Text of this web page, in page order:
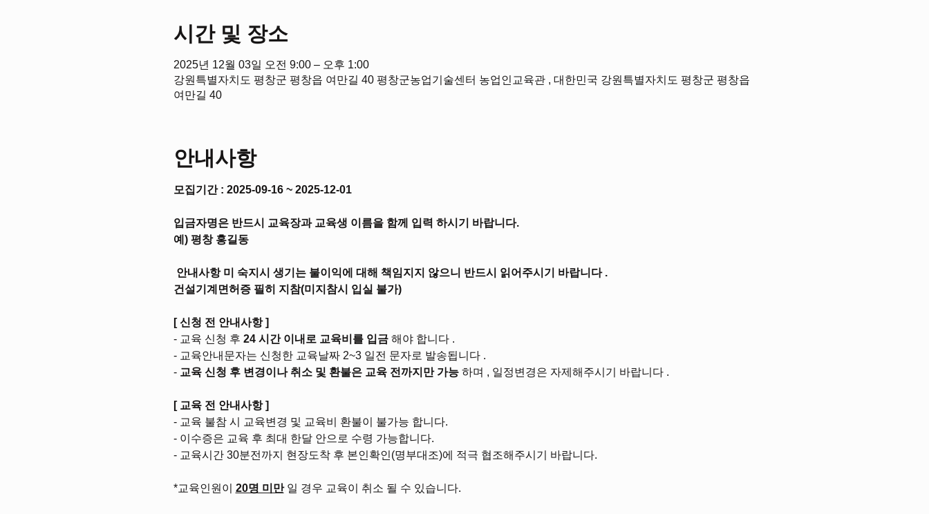
시간 및 장소
2025년 12월 03일 오전 9:00 – 오후 1:00
강원특별자치도 평창군 평창읍 여만길 40 평창군농업기술센터 농업인교육관 , 대한민국 강원특별자치도 평창군 평창읍
여만길 40
안내사항
모집기간 : 2025-09-16 ~ 2025-12-01
입금자명은 반드시 교육장과 교육생 이름을 함께 입력 하시기 바랍니다.
예) 평창 홍길동
안내사항 미 숙지시 생기는 불이익에 대해 책임지지 않으니 반드시 읽어주시기 바랍니다 .
건설기계면허증 필히 지참(미지참시 입실 불가)
[ 신청 전 안내사항 ]
- 교육 신청 후 24 시간 이내로 교육비를 입금 해야 합니다 .
- 교육안내문자는 신청한 교육날짜 2~3 일전 문자로 발송됩니다 .
- 교육 신청 후 변경이나 취소 및 환불은 교육 전까지만 가능 하며 , 일정변경은 자제해주시기 바랍니다 .
[ 교육 전 안내사항 ]
- 교육 불참 시 교육변경 및 교육비 환불이 불가능 합니다.
- 이수증은 교육 후 최대 한달 안으로 수령 가능합니다.
- 교육시간 30분전까지 현장도착 후 본인확인(명부대조)에 적극 협조해주시기 바랍니다.
*교육인원이 20명 미만 일 경우 교육이 취소 될 수 있습니다.